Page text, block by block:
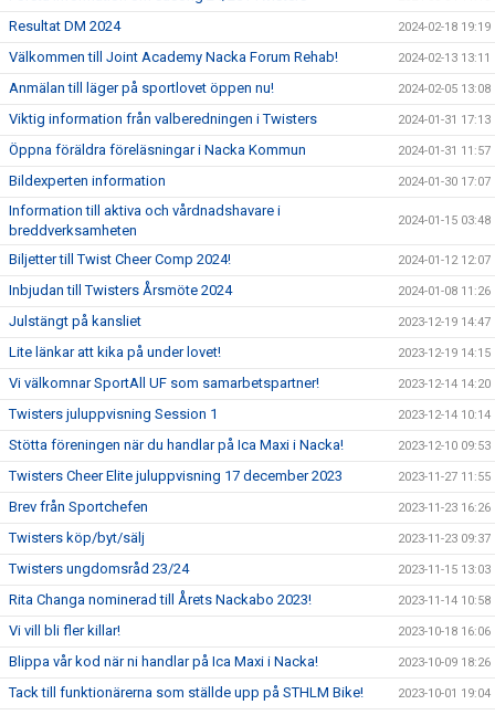
Resultat DM 2024 2024-02-18 19:19
Välkommen till Joint Academy Nacka Forum Rehab! 2024-02-13 13:11
Anmälan till läger på sportlovet öppen nu! 2024-02-05 13:08
Viktig information från valberedningen i Twisters 2024-01-31 17:13
Öppna föräldra föreläsningar i Nacka Kommun 2024-01-31 11:57
Bildexperten information 2024-01-30 17:07
Information till aktiva och vårdnadshavare i
breddverksamheten
2024-01-15 03:48
Biljetter till Twist Cheer Comp 2024! 2024-01-12 12:07
Inbjudan till Twisters Årsmöte 2024 2024-01-08 11:26
Julstängt på kansliet 2023-12-19 14:47
Lite länkar att kika på under lovet! 2023-12-19 14:15
Vi välkomnar SportAll UF som samarbetspartner! 2023-12-14 14:20
Twisters juluppvisning Session 1 2023-12-14 10:14
Stötta föreningen när du handlar på Ica Maxi i Nacka! 2023-12-10 09:53
Twisters Cheer Elite juluppvisning 17 december 2023 2023-11-27 11:55
Brev från Sportchefen 2023-11-23 16:26
Twisters köp/byt/sälj 2023-11-23 09:37
Twisters ungdomsråd 23/24 2023-11-15 13:03
Rita Changa nominerad till Årets Nackabo 2023! 2023-11-14 10:58
Vi vill bli fler killar! 2023-10-18 16:06
Blippa vår kod när ni handlar på Ica Maxi i Nacka! 2023-10-09 18:26
Tack till funktionärerna som ställde upp på STHLM Bike! 2023-10-01 19:04